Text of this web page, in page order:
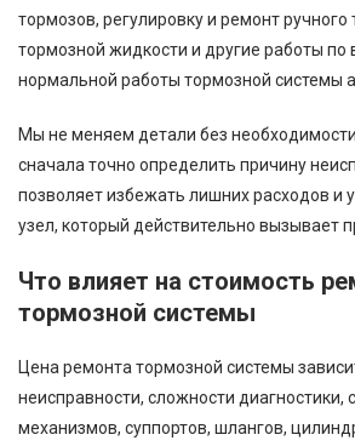
тормозов, регулировку и ремонт
тормозной жидкости и другие работы по
нормальной работы тормозной системы
Мы не меняем детали без
сначала точно определить причину
позволяет избежать лишних расходов и
узел, который действительно вызывает
Что влияет на стоимость
тормозной системы
Цена ремонта тормозной системы
неисправности, сложности диагностики,
механизмов, суппортов, шлангов,